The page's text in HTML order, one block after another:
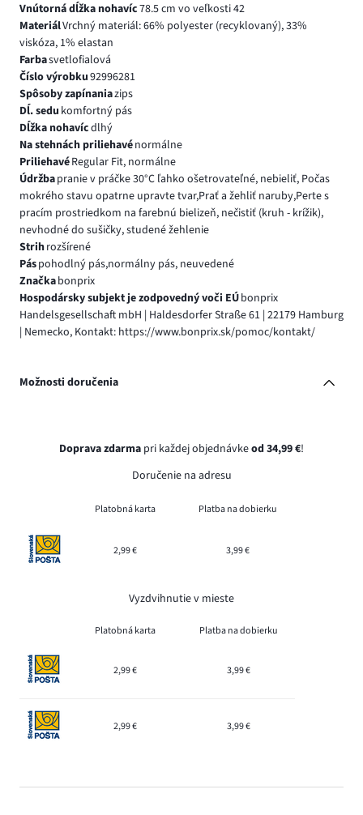
Vnútorná dĺžka nohavíc78.5 cm vo veľkosti 42
MateriálVrchný materiál: 66% polyester (recyklovaný), 33%
viskóza, 1% elastan
Farbasvetlofialová
Číslo výrobku92996281
Spôsoby zapínaniazips
Dĺ. sedu komfortný pás
Dĺžka nohavícdlhý
Na stehnách priliehavénormálne
PriliehavéRegular Fit, normálne
Údržbapranie v práčke 30°C ľahko ošetrovateľné, nebieliť, Počas
mokrého stavu opatrne upravte tvar,Prať a žehliť naruby,Perte s
pracím prostriedkom na farebnú bielizeň, nečistiť (kruh - krížik),
nevhodné do sušičky, studené žehlenie
Strihrozšírené
Páspohodlný pás,normálny pás, neuvedené
Značkabonprix
Hospodársky subjekt je zodpovedný voči EÚbonprix
Handelsgesellschaft mbH | Haldesdorfer Straße 61 | 22179 Hamburg
| Nemecko, Kontakt: https://www.bonprix.sk/pomoc/kontakt/
Možnosti doručenia
Doprava zdarma pri každej objednávkeod 34,99 €!
Doručenie na adresu
Platobná karta Platba na dobierku
2,99 € 3,99 €
Vyzdvihnutie v mieste
Platobná karta Platba na dobierku
2,99 € 3,99 €
2,99 € 3,99 €